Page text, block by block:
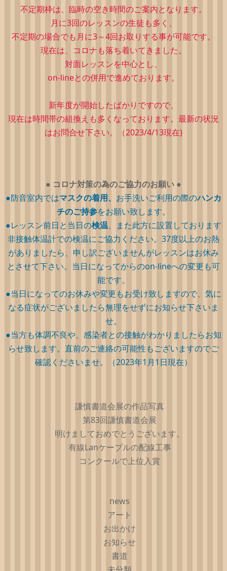
不定期枠は、 臨時の空き時間のご案内となります。
月に3回のレッスンの生徒も多く、
不定期の場合でも月に3～4回お取りする事が可能です。
現在は、コロナも落ち着いてきました。
対面レッスンを中心とし、
on-lineとの併用で進めております。
新年度が開始したばかりですので、
現在は時間帯の組換えも多くなっております。最新の状況
はお問合せ下さい。（2023/4/13現在)
● コロナ対策の為のご協力のお願い ●
●防音室内ではマスクの着用、 お手洗いご利用の際のハンカ
チのご持参をお願い致します。
●レッスン前日と当日の検温、また此方に設置しております
非接触体温計での検温にご協力ください。37度以上のお熱
がありましたら、申し訳ございませんがレッスンはお休み
とさせて下さい。当日になってからのon-lineへの変更も可
能です。
●当日になってのお休みや変更もお受け致しますので、気に
なる症状がございましたら無理をせずにお知らせ下さいま
せ。
●当方も体調不良や、感染者との接触がわかりましたらお知
らせ致します。直前のご連絡の可能性もございますのでご
確認くださいませ。（2023年1月1日現在）
謙慎書道会展の作品写真
第83回謙慎書道会展
明けましておめでとうございます。
有線Lanケーブルの配線工事
コンクールで上位入賞
news
アート
お出かけ
お知らせ
書道